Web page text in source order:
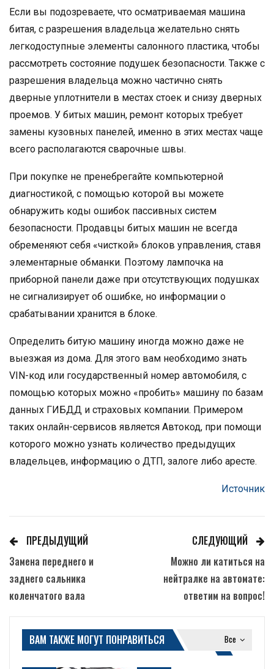
Если вы подозреваете, что осматриваемая машина
битая, с разрешения владельца желательно снять
легкодоступные элементы салонного пластика, чтобы
рассмотреть состояние подушек безопасности. Также с
разрешения владельца можно частично снять
дверные уплотнители в местах стоек и снизу дверных
проемов. У битых машин, ремонт которых требует
замены кузовных панелей, именно в этих местах чаще
всего располагаются сварочные швы.
При покупке не пренебрегайте компьютерной
диагностикой, с помощью которой вы можете
обнаружить коды ошибок пассивных систем
безопасности. Продавцы битых машин не всегда
обременяют себя «чисткой» блоков управления, ставя
элементарные обманки. Поэтому лампочка на
приборной панели даже при отсутствующих подушках
не сигнализирует об ошибке, но информации о
срабатывании хранится в блоке.
Определить битую машину иногда можно даже не
выезжая из дома. Для этого вам необходимо знать
VIN-код или государственный номер автомобиля, с
помощью которых можно «пробить» машину по базам
данных ГИБДД и страховых компании. Примером
таких онлайн-сервисов является Автокод, при помощи
которого можно узнать количество предыдущих
владельцев, информацию о ДТП, залоге либо аресте.
Источник
ПРЕДЫДУЩИЙ
Замена переднего и
заднего сальника
коленчатого вала
СЛЕДУЮЩИЙ
Можно ли катиться на
нейтралке на автомате:
ответим на вопрос!
Все
ВАМ ТАКЖЕ МОГУТ ПОНРАВИТЬСЯ